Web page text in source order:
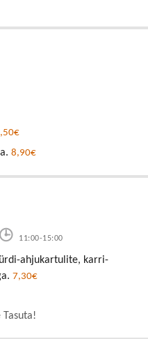
8,90€
11:00-15:00
ahjukartulite, karri-
7,30€